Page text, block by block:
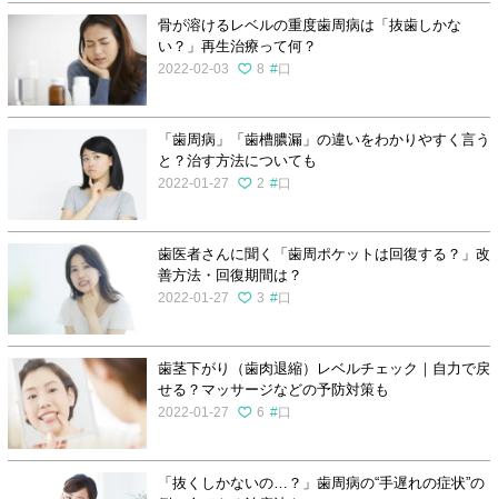
骨が溶けるレベルの重度歯周病は「抜歯しかな
い？」再生治療って何？
2022-02-03 8 口
「歯周病」「歯槽膿漏」の違いをわかりやすく言う
と？治す方法についても
2022-01-27 2 口
歯医者さんに聞く「歯周ポケットは回復する？」改
善方法・回復期間は？
2022-01-27 3 口
歯茎下がり（歯肉退縮）レベルチェック｜自力で戻
せる？マッサージなどの予防対策も
2022-01-27 6 口
「抜くしかないの…？」歯周病の“手遅れの症状”の